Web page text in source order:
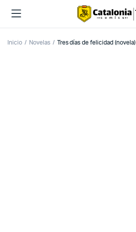
Inicio Novelas Tres días de felicidad (novela)